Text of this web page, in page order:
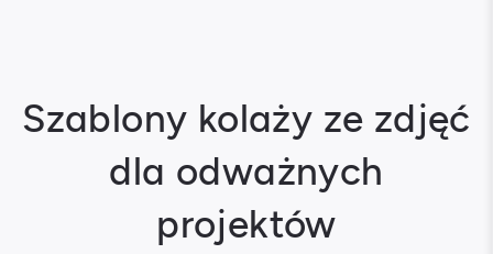
Szablony kolaży ze zdjęć
dla odważnych
projektów